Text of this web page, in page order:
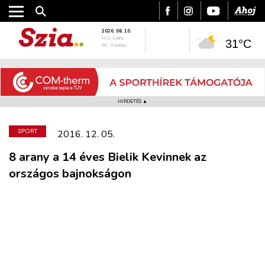
2026. 08. 10.
HU: Lőrinc
SK: Vavrinec
31°C
HIRDETÉS ▲
SPORT 2016. 12. 05.
8 arany a 14 éves Bielik Kevinnek az
országos bajnokságon